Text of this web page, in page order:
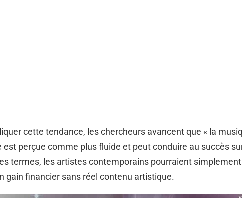
cette tendance, les chercheurs avancent que « la
est perçue comme plus fluide et peut conduire au succès
termes, les artistes contemporains pourraient
gain financier sans réel contenu artistique.